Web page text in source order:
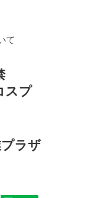
て
スプ
ラザ